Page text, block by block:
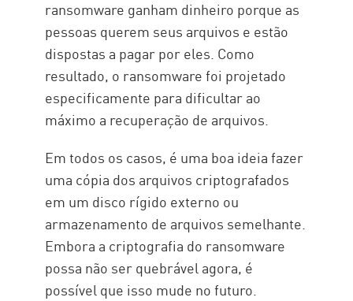
ransomware ganham dinheiro porque as
pessoas querem seus arquivos e estão
dispostas a pagar por eles. Como
resultado, o ransomware foi projetado
especificamente para dificultar ao
máximo a recuperação de arquivos.
Em todos os casos, é uma boa ideia fazer
uma cópia dos arquivos criptografados
em um disco rígido externo ou
armazenamento de arquivos semelhante.
Embora a criptografia do ransomware
possa não ser quebrável agora, é
possível que isso mude no futuro.